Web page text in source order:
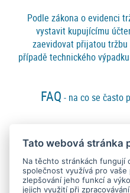
Podle zákona o evidenci
vystavit kupujícímu
zaevidovat přijatou
případě technického
FAQ - na co se často
Tato webová stránka
Na těchto stránkách fungují
společnost využívá pro
zlepšování jeho funkcí a
jejich využití při